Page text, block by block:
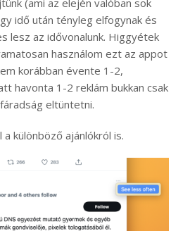
(ami az elején valóban sok
idő után tényleg elfogynak és
lesz az idővonalunk. Higgyétek
használom ezt az appot
korábban évente 1-2,
havonta 1-2 reklám bukkan csak
eltüntetni.
különböző ajánlókról is.